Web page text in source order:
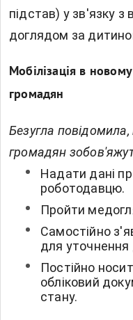
підстав) у зв'язку з
доглядом за
Мобілізація в
громадян
Безугла
громадян
Надати дані
роботодавцю.
Пройти
Самостійно
для уточнення
Постійно
обліковий
стану.